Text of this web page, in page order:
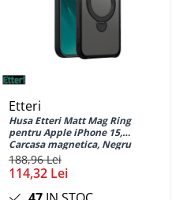
Etteri
Husa Etteri Matt Mag Ring
pentru Apple iPhone 15,
Carcasa magnetica, Negru
188,96 Lei
114,32 Lei